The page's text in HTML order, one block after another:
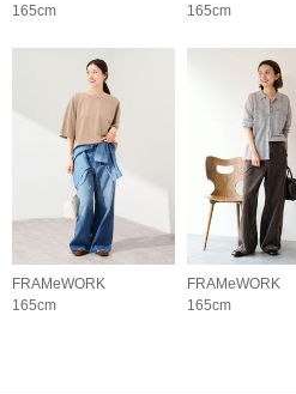
165cm
165cm
FRAMeWORK
165cm
FRAMeWORK
165cm